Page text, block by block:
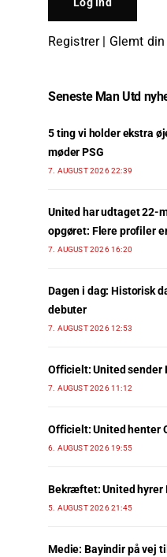
Registrer| Glemt
Seneste Man Utd
5 ting vi holder ekstra
møder PSG
7. AUGUST 2026 22:39
United har udtaget 22-
opgøret: Flere profiler
7. AUGUST 2026 16:20
Dagen i dag: Historisk
debuter
7. AUGUST 2026 12:53
Officielt: United sender
7. AUGUST 2026 11:12
Officielt: United henter
6. AUGUST 2026 19:55
Bekræftet: United hyrer
5. AUGUST 2026 21:45
Medie: Bayindir på vej